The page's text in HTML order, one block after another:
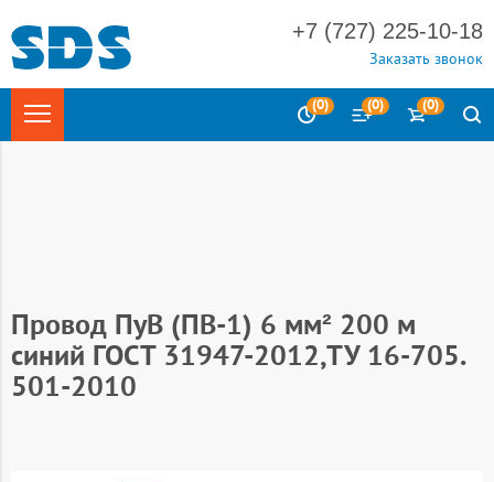
+7 (727) 225-10-18
Заказать звонок
(0) (0) (0)
Провод ПуВ (ПВ-1) 6 мм² 200 м
синий ГОСТ 31947-2012,ТУ 16-705.
501-2010